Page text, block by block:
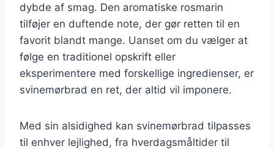
dybde af smag. Den aromatiske rosmarin
tilføjer en duftende note, der gør retten til en
favorit blandt mange. Uanset om du vælger at
følge en traditionel opskrift eller
eksperimentere med forskellige ingredienser, er
svinemørbrad en ret, der altid vil imponere.
Med sin alsidighed kan svinemørbrad tilpasses
til enhver lejlighed, fra hverdagsmåltider til